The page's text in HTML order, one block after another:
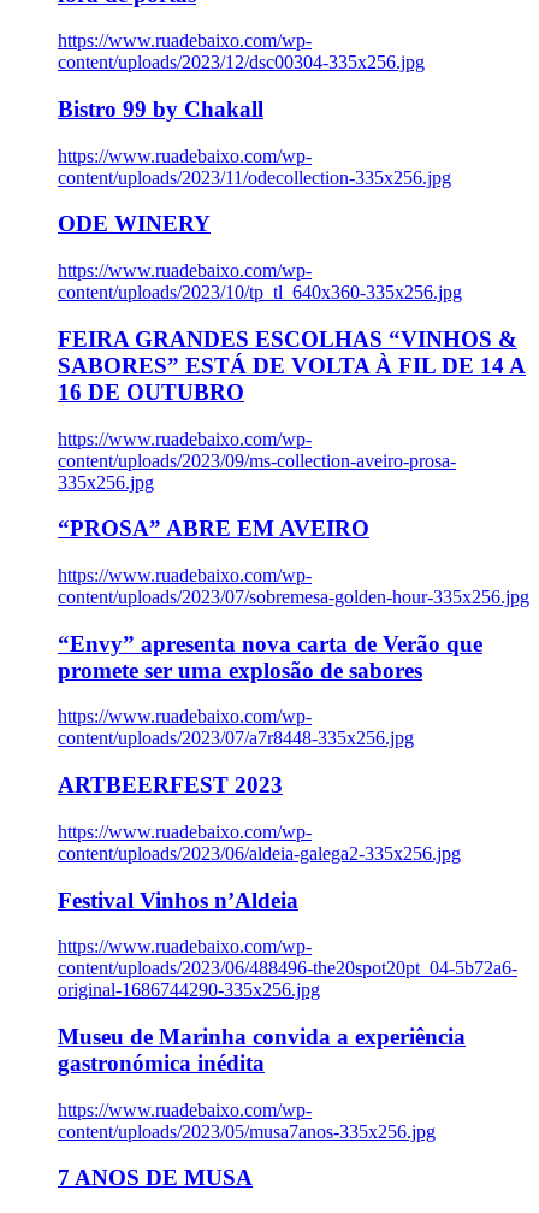
https://www.ruadebaixo.com/wp-
content/uploads/2023/12/dsc00304-335x256.jpg
Bistro 99 by Chakall
https://www.ruadebaixo.com/wp-
content/uploads/2023/11/odecollection-335x256.jpg
ODE WINERY
https://www.ruadebaixo.com/wp-
content/uploads/2023/10/tp_tl_640x360-335x256.jpg
FEIRA GRANDES ESCOLHAS “VINHOS &
SABORES” ESTÁ DE VOLTA À FIL DE 14 A
16 DE OUTUBRO
https://www.ruadebaixo.com/wp-
content/uploads/2023/09/ms-collection-aveiro-prosa-
335x256.jpg
“PROSA” ABRE EM AVEIRO
https://www.ruadebaixo.com/wp-
content/uploads/2023/07/sobremesa-golden-hour-335x256.jpg
“Envy” apresenta nova carta de Verão que
promete ser uma explosão de sabores
https://www.ruadebaixo.com/wp-
content/uploads/2023/07/a7r8448-335x256.jpg
ARTBEERFEST 2023
https://www.ruadebaixo.com/wp-
content/uploads/2023/06/aldeia-galega2-335x256.jpg
Festival Vinhos n’Aldeia
https://www.ruadebaixo.com/wp-
content/uploads/2023/06/488496-the20spot20pt_04-5b72a6-
original-1686744290-335x256.jpg
Museu de Marinha convida a experiência
gastronómica inédita
https://www.ruadebaixo.com/wp-
content/uploads/2023/05/musa7anos-335x256.jpg
7 ANOS DE MUSA